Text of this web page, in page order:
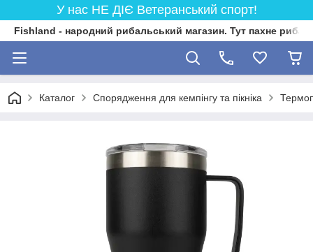
У нас НЕ ДІЄ Ветеранський спорт!
Fishland - народний рибальський магазин. Тут пахне
Каталог Спорядження для кемпінгу та пікніка